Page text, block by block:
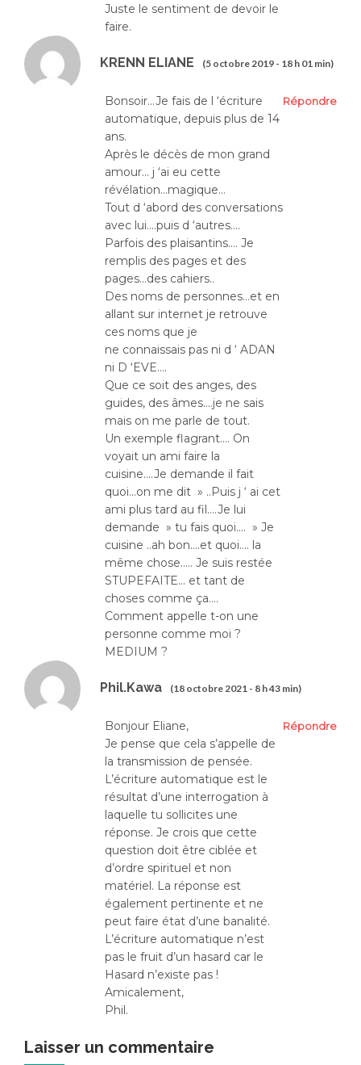
Juste le sentiment de devoir le
faire.
KRENN ELIANE (5 octobre 2019 - 18 h 01 min)
Répondre
Bonsoir…Je fais de l ‘écriture
automatique, depuis plus de 14
ans.
Après le décès de mon grand
amour… j ‘ai eu cette
révélation…magique…
Tout d ‘abord des conversations
avec lui….puis d ‘autres….
Parfois des plaisantins…. Je
remplis des pages et des
pages…des cahiers..
Des noms de personnes…et en
allant sur internet je retrouve
ces noms que je
ne connaissais pas ni d ‘ ADAN
ni D ‘EVE….
Que ce soit des anges, des
guides, des âmes….je ne sais
mais on me parle de tout.
Un exemple flagrant…. On
voyait un ami faire la
cuisine….Je demande il fait
quoi…on me dit » ..Puis j ‘ ai cet
ami plus tard au fil….Je lui
demande » tu fais quoi…. » Je
cuisine ..ah bon….et quoi…. la
même chose….. Je suis restée
STUPEFAITE… et tant de
choses comme ça….
Comment appelle t-on une
personne comme moi ?
MEDIUM ?
Phil.Kawa (18 octobre 2021 - 8 h 43 min)
Répondre
Bonjour Eliane,
Je pense que cela s’appelle de
la transmission de pensée.
L’écriture automatique est le
résultat d’une interrogation à
laquelle tu sollicites une
réponse. Je crois que cette
question doit être ciblée et
d’ordre spirituel et non
matériel. La réponse est
également pertinente et ne
peut faire état d’une banalité.
L’écriture automatique n’est
pas le fruit d’un hasard car le
Hasard n’existe pas !
Amicalement,
Phil.
Laisser un commentaire